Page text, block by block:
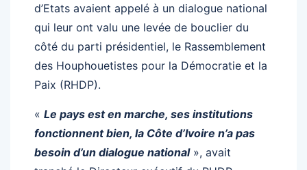
d’Etats avaient appelé à un dialogue national
qui leur ont valu une levée de bouclier du
côté du parti présidentiel, le Rassemblement
des Houphouetistes pour la Démocratie et la
Paix (RHDP).
« Le pays est en marche, ses institutions
fonctionnent bien, la Côte d’Ivoire n’a pas
besoin d’un dialogue national», avait